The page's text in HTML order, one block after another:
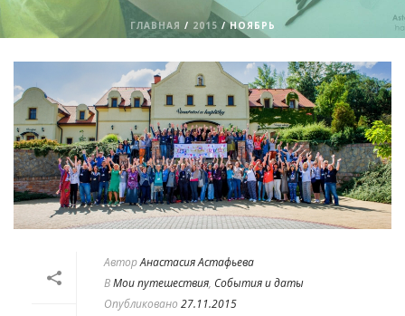
ГЛАВНАЯ / 2015 / НОЯБРЬ
АвторАнастасия Астафьева
ВМои путешествия, События и даты
Опубликовано 27.11.2015